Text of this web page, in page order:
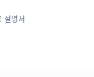
설명서